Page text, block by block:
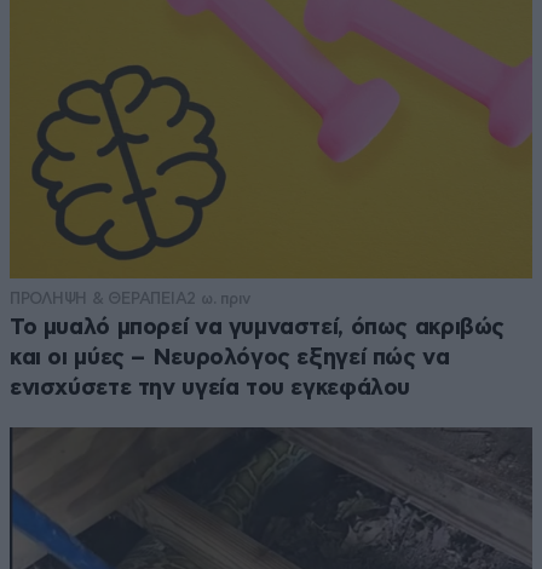
ΠΡΟΛΗΨΗ & ΘΕΡΑΠΕΙΑ2 ω. πριν
Το μυαλό μπορεί να γυμναστεί, όπως ακριβώς
και οι μύες – Νευρολόγος εξηγεί πώς να
ενισχύσετε την υγεία του εγκεφάλου